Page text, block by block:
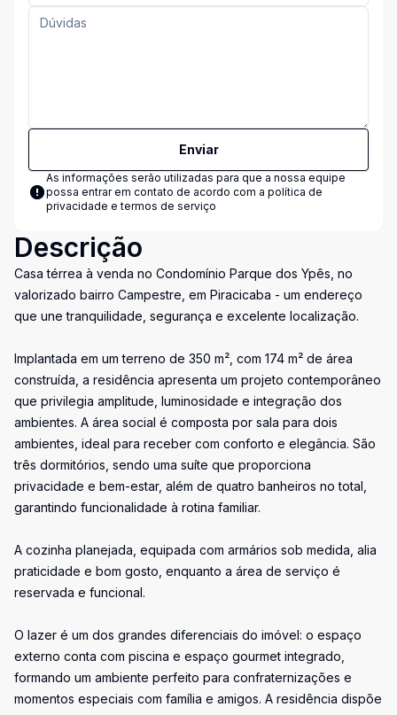
Enviar
As informações serão utilizadas para que a nossa equipe
possa entrar em contato de acordo com a política de
privacidade e termos de serviço
Descrição
Casa térrea à venda no Condomínio Parque dos Ypês, no
valorizado bairro Campestre, em Piracicaba - um endereço
que une tranquilidade, segurança e excelente localização.
Implantada em um terreno de 350 m², com 174 m² de área
construída, a residência apresenta um projeto contemporâneo
que privilegia amplitude, luminosidade e integração dos
ambientes. A área social é composta por sala para dois
ambientes, ideal para receber com conforto e elegância. São
três dormitórios, sendo uma suíte que proporciona
privacidade e bem-estar, além de quatro banheiros no total,
garantindo funcionalidade à rotina familiar.
A cozinha planejada, equipada com armários sob medida, alia
praticidade e bom gosto, enquanto a área de serviço é
reservada e funcional.
O lazer é um dos grandes diferenciais do imóvel: o espaço
externo conta com piscina e espaço gourmet integrado,
formando um ambiente perfeito para confraternizações e
momentos especiais com família e amigos. A residência dispõe